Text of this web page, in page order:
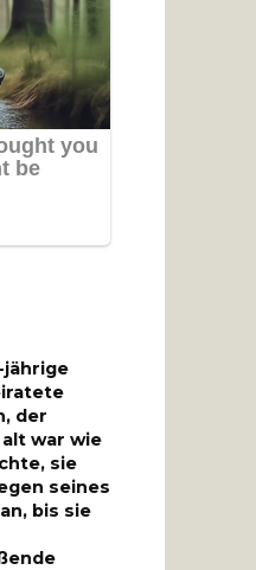
jährige
der
war wie
sie
seines
bis sie